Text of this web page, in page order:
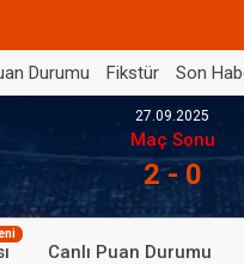
Durumu Fikstür Son
27.09.2025
Maç Sonu
2 - 0
Canlı Puan Durumu